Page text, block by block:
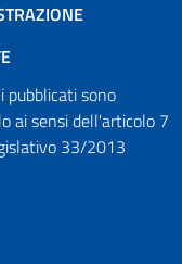
pubblicati sono
ai sensi dell'articolo 7
33/2013